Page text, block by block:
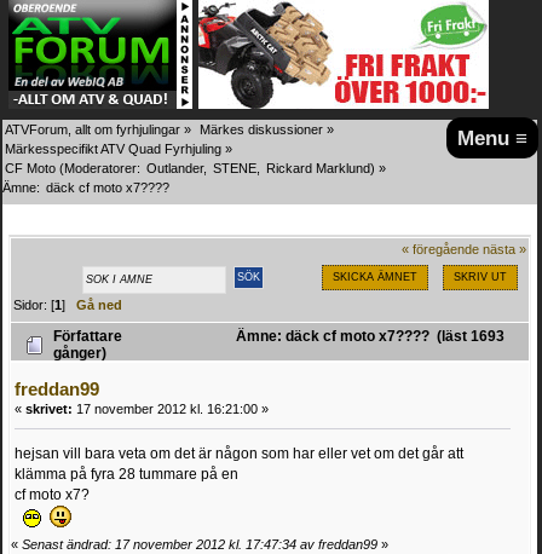
Menu ≡
ATVForum, allt om fyrhjulingar » Märkes diskussioner »
Märkesspecifikt ATV Quad Fyrhjuling »
CF Moto (Moderatorer: Outlander, STENE Rickard Marklund) »
Ämne: däck cf moto x7????
« föregående nästa »
SKICKA ÄMNET SKRIV UT
Sidor: [1]Gå ned
Författare
Ämne: däck cf moto x7???? (läst 1693
gånger)
freddan99
« skrivet: 17 november 2012 kl. 16:21:00 »
hejsan vill bara veta om det är någon som har eller vet om det går att
klämma på fyra 28 tummare på en
cf moto x7?
« Senast ändrad: 17 november 2012 kl. 17:47:34 av freddan99 »